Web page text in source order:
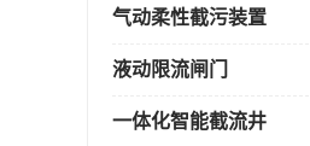
气动柔性截污装置
液动限流闸门
一体化智能截流井